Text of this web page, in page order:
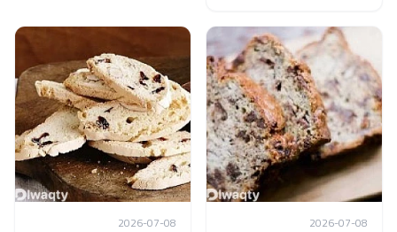
2026-07-08
2026-07-08